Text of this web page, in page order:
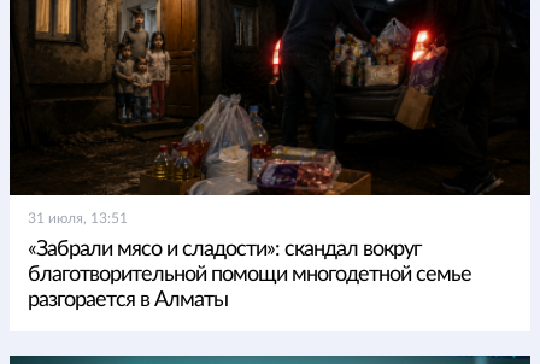
31 июля, 13:51
«Забрали мясо и сладости»: скандал вокруг
благотворительной помощи многодетной семье
разгорается в Алматы